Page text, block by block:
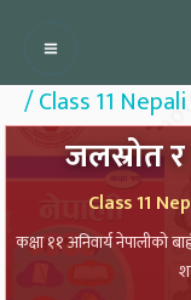
content
/Class 11 Nepali
जलस्रोत
Class 11
कक्षा ११ अनिवार्य नेपालीको
r
a
n
s
p
o
r
a
n
s
p
r
a
n
s
r
a
n
s
p